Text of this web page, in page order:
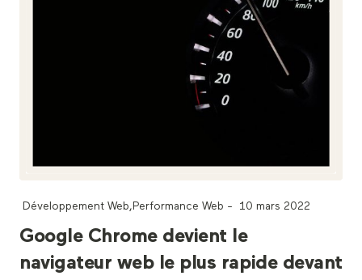
Développement Web,Performance Web - 10 mars 2022
Google Chrome devient le
navigateur web le plus rapide devant